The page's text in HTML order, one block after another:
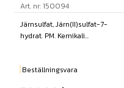
Art. nr: 150094
Järnsulfat, Järn(II)sulfat-7-
hydrat. PM. Kemikali...
Beställningsvara